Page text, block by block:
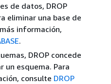
de datos, DROP
eliminar una base de
información,
.
DROP concede
un esquema. Para
consulte DROP